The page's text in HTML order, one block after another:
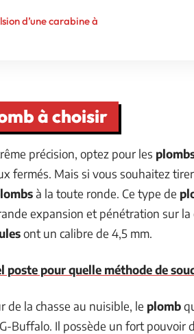
d’une carabine à
à choisir
précision, optez pour les
fermés. Mais si vous souhaitez
à la toute ronde. Ce type de
expansion et pénétration sur la
ont un calibre de 4,5 mm.
poste pour quelle méthode de
de la chasse au nuisible, le plomb
Buffalo. Il possède un fort pouvoir